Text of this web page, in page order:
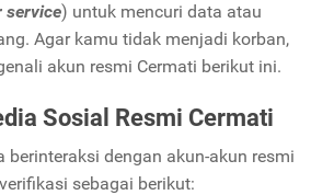
service) untuk mencuri data atau
Agar kamu tidak menjadi korban,
akun resmi Cermati berikut ini.
Sosial Resmi Cermati
berinteraksi dengan akun-akun resmi
sebagai berikut: